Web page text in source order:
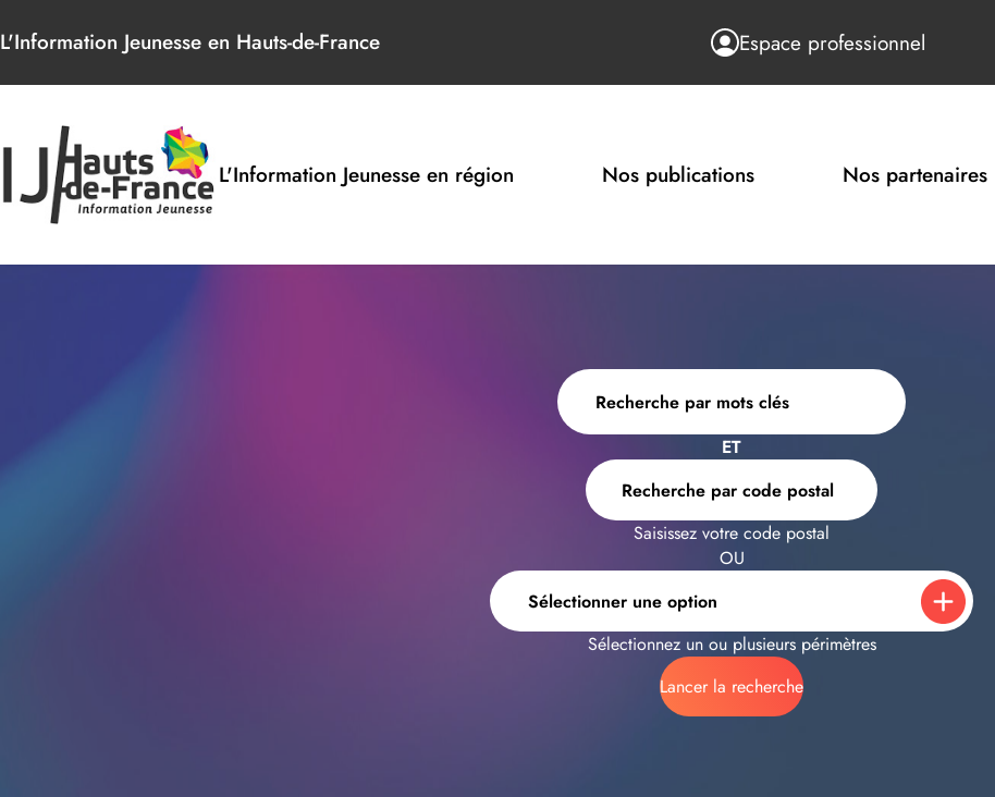
L'Information Jeunesse en Hauts-de-France Espace professionnel
L'Information Jeunesse en région Nos publications Nos partenaires
ET
Recherche par code postal
Saisissez votre code postal
OU
Sélectionner une option
Sélectionnez un ou plusieurs périmètres
Lancer la recherche